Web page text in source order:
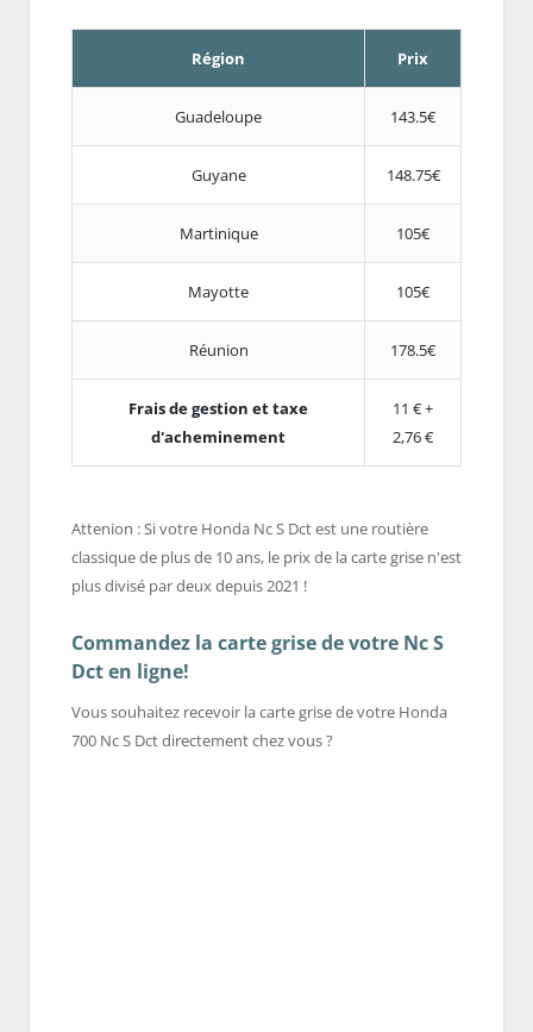
Région Prix
Guadeloupe 143.5€
Guyane 148.75€
Martinique 105€
Mayotte 105€
Réunion 178.5€
Frais de gestion et taxe
d'acheminement
11 € +
2,76 €
Attenion : Si votre Honda Nc S Dct est une routière
classique de plus de 10 ans, le prix de la carte grise n'est
plus divisé par deux depuis 2021 !
Commandez la carte grise de votre Nc S
Dct en ligne!
Vous souhaitez recevoir la carte grise de votre Honda
700 Nc S Dct directement chez vous ?